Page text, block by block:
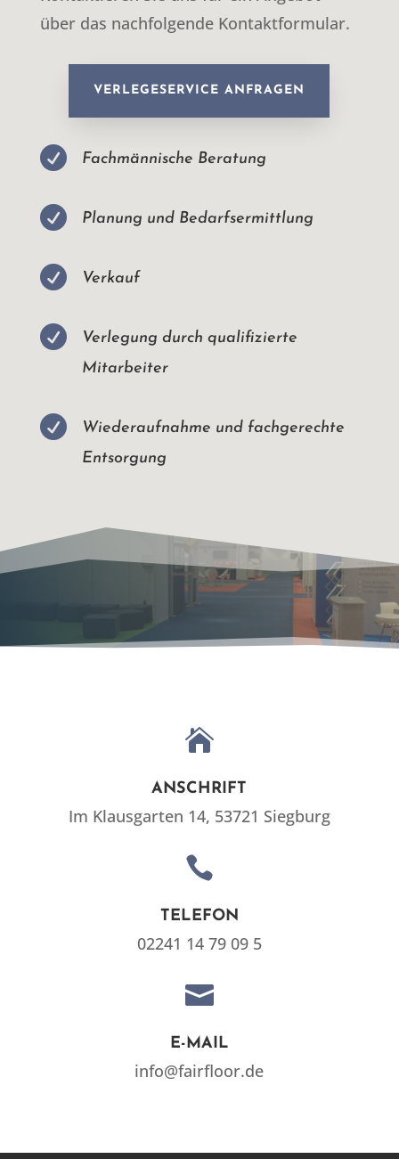
über das nachfolgende Kontaktformular.
VERLEGESERVICE ANFRAGEN
 Fachmännische Beratung
 Planung und Bedarfsermittlung
 Verkauf

Verlegung durch qualifizierte
Mitarbeiter

Wiederaufnahme und fachgerechte
Entsorgung

ANSCHRIFT
Im Klausgarten 14, 53721 Siegburg

TELEFON
02241 14 79 09 5

E-MAIL
info@fairfloor.de